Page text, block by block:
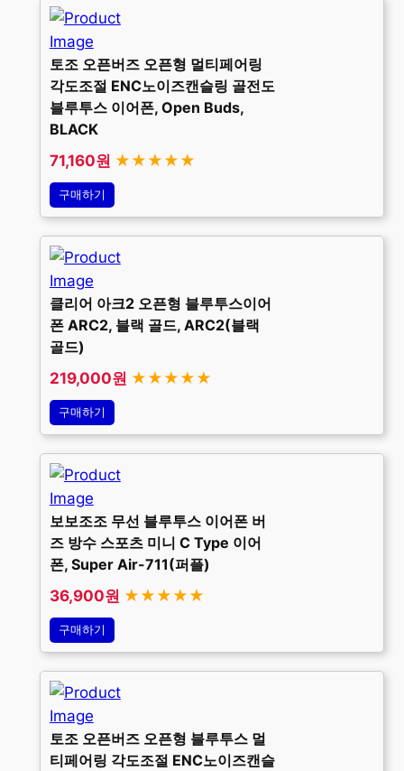
토조 오픈버즈 오픈형 멀티페어링
각도조절 ENC노이즈캔슬링 골전도
블루투스 이어폰, Open Buds,
BLACK
71,160원 ★★★★★
구매하기
클리어 아크2 오픈형 블루투스이어
폰 ARC2, 블랙 골드, ARC2(블랙
골드)
219,000원 ★★★★★
구매하기
보보조조 무선 블루투스 이어폰 버
즈 방수 스포츠 미니 C Type 이어
폰, Super Air-711(퍼플)
36,900원 ★★★★★
구매하기
토조 오픈버즈 오픈형 블루투스 멀
티페어링 각도조절 ENC노이즈캔슬